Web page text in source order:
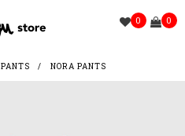
0 0
PANTS NORA PANTS